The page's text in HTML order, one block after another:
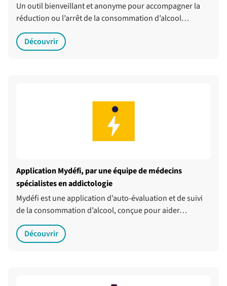
Un outil bienveillant et anonyme pour accompagner la
réduction ou l’arrêt de la consommation d’alcool…
Découvrir
Application Mydéfi, par une équipe de médecins
spécialistes en addictologie
Mydéfi est une application d’auto-évaluation et de suivi
de la consommation d’alcool, conçue pour aider…
Découvrir